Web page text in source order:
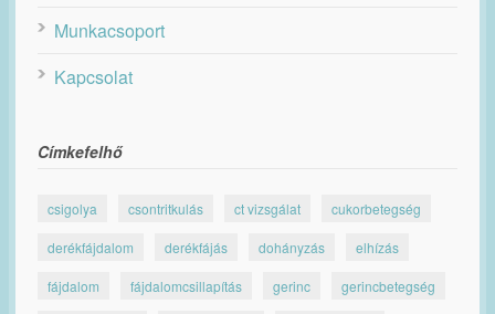
Munkacsoport
Kapcsolat
Címkefelhő
csigolya csontritkulás ct vizsgálat cukorbetegség
derékfájdalom derékfájás dohányzás elhízás
fájdalom fájdalomcsillapítás gerinc gerincbetegség